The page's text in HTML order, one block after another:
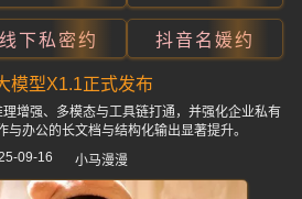
线下私密约 抖音名媛约
模型X1.1正式发布
增强、多模态与工具链打通，并强化企业私有
与办公的长文档与结构化输出显著提升。
09-16
小马漫漫